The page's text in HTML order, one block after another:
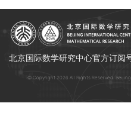
北京国际数学研究中心官方订阅
© Copyright 2026 All Rights Reserved.